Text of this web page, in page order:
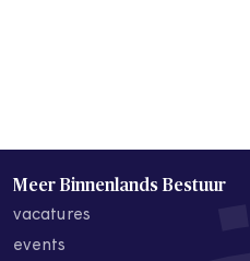
Meer Binnenlands Bestuur
vacatures
events